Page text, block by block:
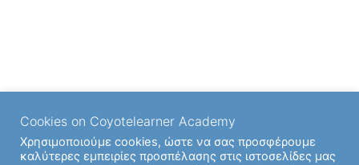
Cookies on Coyotelearner Academy
Χρησιμοποιούμε cookies, ώστε να σας προσφέρουμε
καλύτερες εμπειρίες προσπέλασης στις ιστοσελίδες μας